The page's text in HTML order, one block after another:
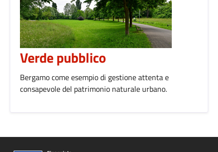
Verde pubblico
Bergamo come esempio di gestione attenta e
consapevole del patrimonio naturale urbano.